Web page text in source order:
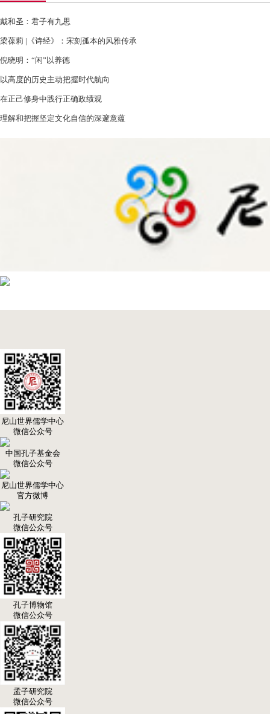
戴和圣：君子有九思
梁葆莉 |《诗经》：宋刻孤本的风雅传承
倪晓明：“闲”以养德
以高度的历史主动把握时代航向
在正己修身中践行正确政绩观
理解和把握坚定文化自信的深邃意蕴
尼山世界儒学中心
微信公众号
中国孔子基金会
微信公众号
尼山世界儒学中心
官方微博
孔子研究院
微信公众号
孔子博物馆
微信公众号
孟子研究院
微信公众号